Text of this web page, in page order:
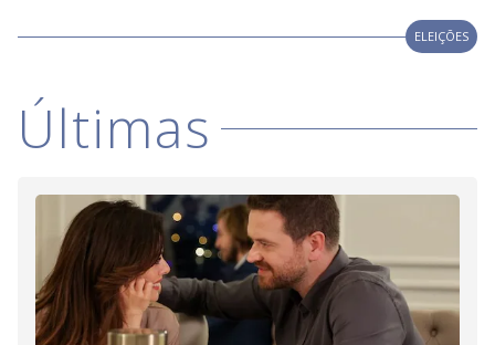
V
e
o
ELEIÇÕES
Últimas